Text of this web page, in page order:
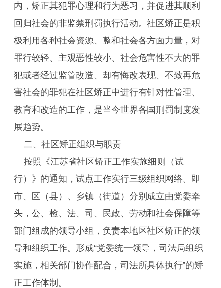
内，矫正其犯罪心理和行为恶习，并促进其顺利
回归社会的非监禁刑罚执行活动。社区矫正是积
极利用各种社会资源、整和社会各方面力量，对
罪行较轻、主观恶性较小、社会危害性不大的罪
犯或者经过监管改造、却有悔改表现、不致再危
害社会的罪犯在社区矫正中进行有针对性管理、
教育和改造的工作，是当今世界各国刑罚制度发
展趋势。
二、社区矫正组织与职责
按照《江苏省社区矫正工作实施细则（试
行）》的通知，试点工作实行三级组织网络。即
市、区（县）、乡镇（街道）分别成立由党委牵
头，公、检、法、司、民政、劳动和社会保障等
部门组成的领导小组，负责本地区社区矫正的领
导和组织工作。形成“党委统一领导，司法局组织
实施，相关部门协作配合，司法所具体执行”的矫
正工作体制。